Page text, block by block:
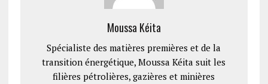
Moussa Kéita
Spécialiste des matières premières et de la
transition énergétique, Moussa Kéita suit les
filières pétrolières, gazières et minières